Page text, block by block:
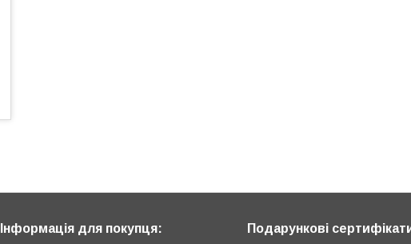
Інформація для покупця: Подарункові